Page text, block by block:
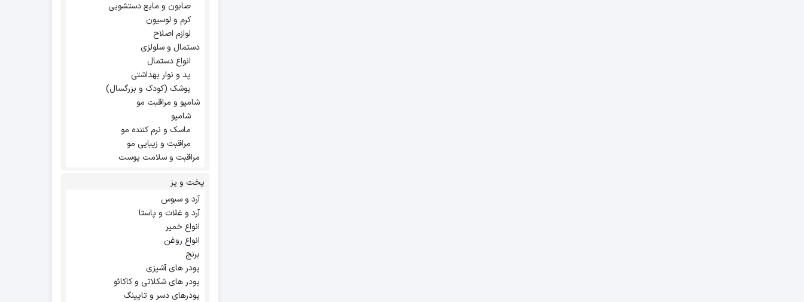
صابون و مایع دستشویی
کرم و لوسیون
لوازم اصلاح
دستمال و سلولزی
انواع دستمال
پد و نوار بهداشتی
پوشک (کودک و بزرگسال)
شامپو و مراقبت مو
شامپو
ماسک و نرم کننده مو
مراقبت و زیبایی مو
مراقبت و سلامت پوست
پخت و پز
آرد و سبوس
آرد و غلات و پاستا
انواع خمیر
انواع روغن
برنج
پودر های آشپزی
پودر های شکلاتی و کاکائو
پودرهای دسر و تاپینگ